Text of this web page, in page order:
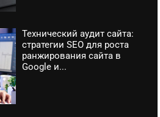
Технический аудит сайта:
стратегии SEO для роста
ранжирования сайта в
Google и...